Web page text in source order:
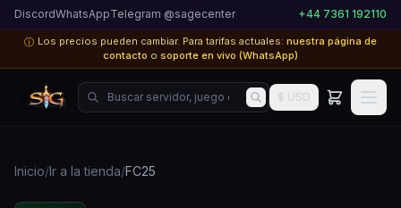
DiscordWhatsAppTelegram @sagecenter +44 7361 192110
ⓘ Los precios pueden cambiar. Para tarifas actuales: nuestra página de
contacto o soporte en vivo (WhatsApp)
Buscar servidor, juego o producto...
$ USD
Inicio/Ir a la tienda/FC25